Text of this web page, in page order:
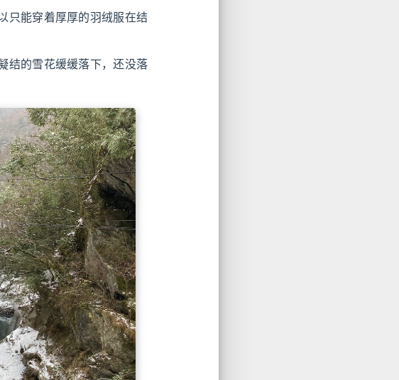
只能穿着厚厚的羽绒服在结
结的雪花缓缓落下，还没落